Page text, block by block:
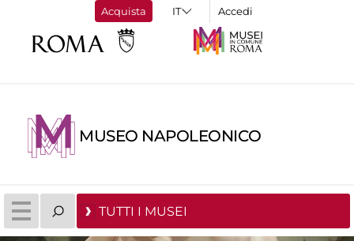
Acquista Accedi
MUSEO NAPOLEONICO
TUTTI I MUSEI